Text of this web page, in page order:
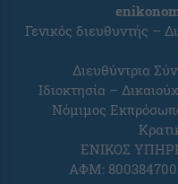
Γενικός διευθυντής –
Διευθύντρια
Ιδιοκτησία –
Νόμιμος
ΕΝΙΚΟΣ
ΑΦΜ: